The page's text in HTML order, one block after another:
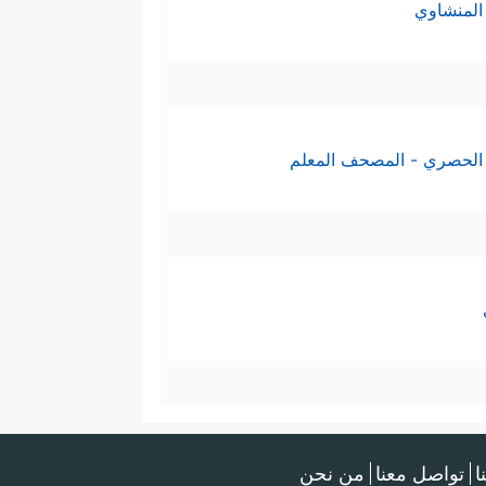
الحصري - المصحف المعلم
تواصل معنا من نحن